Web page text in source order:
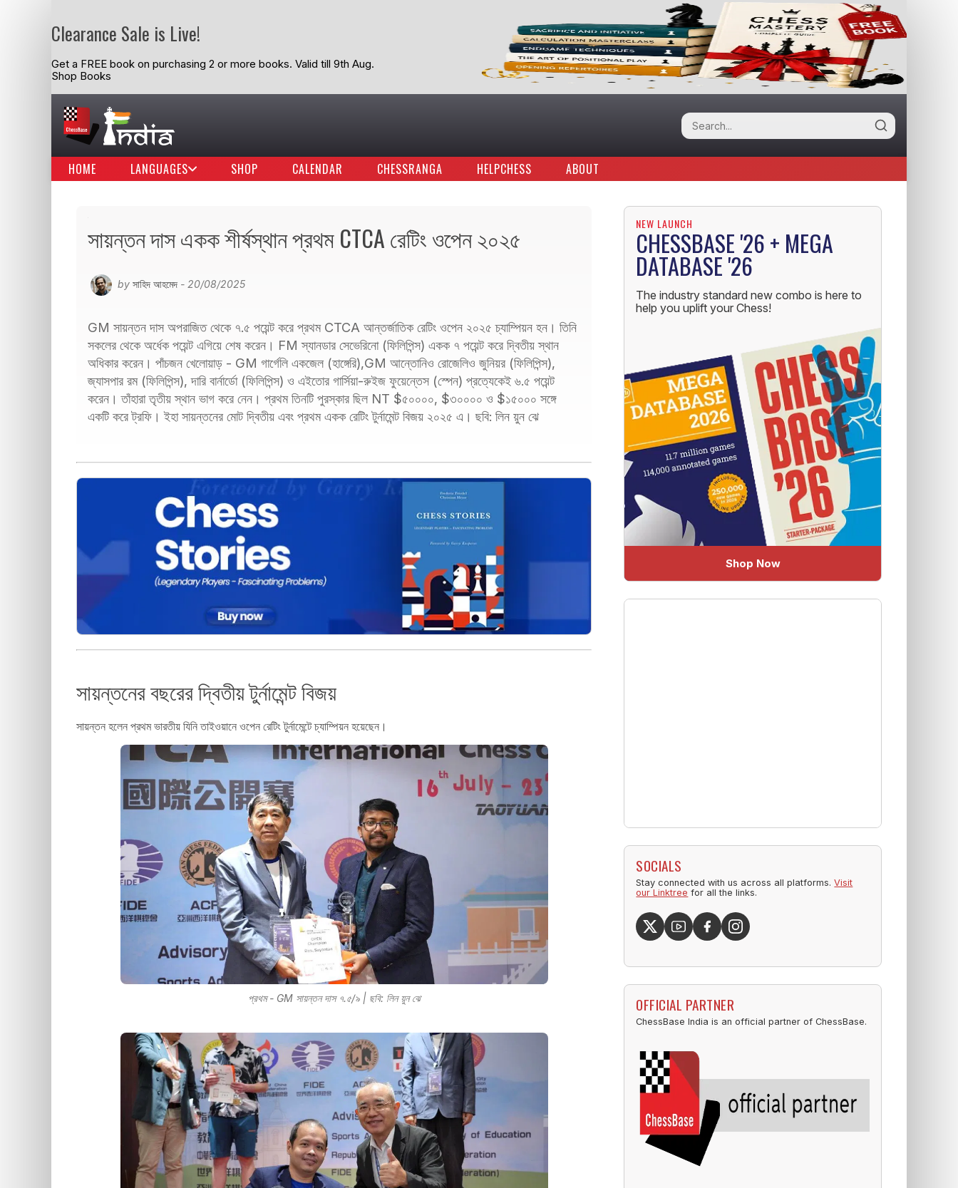
Clearance Sale is Live!
Get a FREE book on purchasing 2 or more books. Valid till 9th Aug.
Shop Books
HOME LANGUAGES SHOP CALENDAR CHESSRANGA HELPCHESS ABOUT
সায়ন্তন দাস একক শীর্ষস্থান প্রথম CTCA রেটিং ওপেন ২০২৫
by সাহিদ আহমেদ - 20/08/2025
GM সায়ন্তন দাস অপরাজিত থেকে ৭.৫ পয়েন্ট করে প্রথম CTCA আন্তর্জাতিক রেটিং ওপেন ২০২৫ চ্যাম্পিয়ন হন। তিনি
সকলের থেকে অর্ধেক পয়েন্ট এগিয়ে শেষ করেন। FM স্যানডার সেভেরিনো (ফিলিপিন্স) একক ৭ পয়েন্ট করে দ্বিতীয় স্থান
অধিকার করেন। পাঁচজন খেলোয়াড় - GM গাৰ্গেলি একজেল (হাঙ্গেরি),GM আন্তোনিও রোজেলিও জুনিয়র (ফিলিপিন্স),
জ্যাসপার রম (ফিলিপিন্স), দারি বার্নার্ডো (ফিলিপিন্স) ও এইতোর গার্সিয়া-রুইজ ফুয়েন্তেস (স্পেন) প্রত্যেকেই ৬.৫ পয়েন্ট
করেন। তাঁহারা তৃতীয় স্থান ভাগ করে নেন। প্রথম তিনটি পুরস্কার ছিল NT $৫০০০০, $৩০০০০ ও $১৫০০০ সঙ্গে
একটি করে ট্রফি। ইহা সায়ন্তনের মোট দ্বিতীয় এবং প্রথম একক রেটিং টুর্নামেন্ট বিজয় ২০২৫ এ। ছবি: লিন য়ুন ঝে
সায়ন্তনের বছরের দ্বিতীয় টুর্নামেন্ট বিজয়
সায়ন্তন হলেন প্রথম ভারতীয় যিনি তাইওয়ানে ওপেন রেটিং টুর্নামেন্টে চ্যাম্পিয়ন হয়েছেন।
প্রথম - GM সায়ন্তন দাস ৭.৫/৯ | ছবি: লিন য়ুন ঝে
NEW LAUNCH
CHESSBASE '26 + MEGA
DATABASE '26
The industry standard new combo is here to
help you uplift your Chess!
Shop Now
SOCIALS
Stay connected with us across all platforms.Visit
our Linktree for all the links.
OFFICIAL PARTNER
ChessBase India is an official partner of ChessBase.